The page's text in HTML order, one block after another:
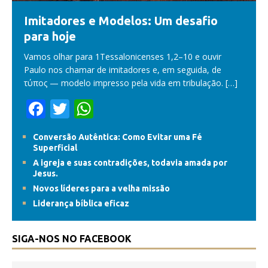
Imitadores e Modelos: Um desafio
para hoje
Vamos olhar para 1Tessalonicenses 1,2–10 e ouvir
Paulo nos chamar de imitadores e, em seguida, de
τύπος — modelo impresso pela vida em tribulação. […]
F
e
b
o
o
k
T
w
itt
er
h
at
s
A
p
p
Conversão Autêntica: Como Evitar uma Fé
Superficial
A igreja e suas contradições, todavia amada por
Jesus.
Novos líderes para a velha missão
Liderança bíblica eficaz
SIGA-NOS NO FACEBOOK